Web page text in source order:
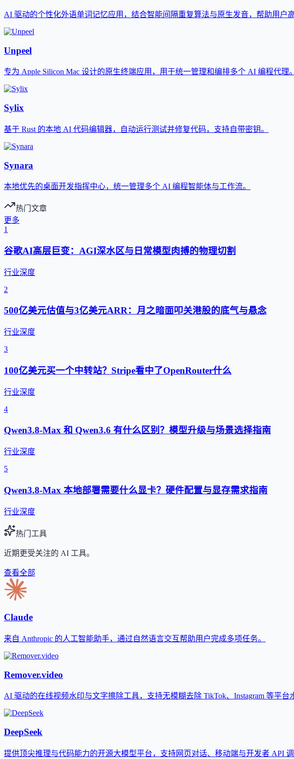
AI 驱动的个性化外语单词记忆应用，结合智能间隔重复算法与原生发音，帮助用户
Unpeel
专为 Apple Silicon Mac 设计的原生终端应用，用于统一管理和编排多个 AI 编程代理。
Sylix
基于 Rust 的本地 AI 代码编辑器，自动运行测试并修复代码，支持自带密钥。
Synara
本地优先的桌面开发指挥中心，统一管理多个 AI 编程智能体与工作流。
热门文章
更多
1
谷歌AI高层巨变：AGI深水区与日常模型肉搏的物理切割
行业深度
2
500亿美元估值与3亿美元ARR：月之暗面叩关港股的底气与悬念
行业深度
3
100亿美元买一个中转站？Stripe看中了OpenRouter什么
行业深度
4
Qwen3.8-Max 和 Qwen3.6 有什么区别？模型升级与场景选择指南
行业深度
5
Qwen3.8-Max 本地部署需要什么显卡？硬件配置与显存需求指南
行业深度
热门工具
近期更受关注的 AI 工具。
查看全部
Claude
来自 Anthropic 的人工智能助手，通过自然语言交互帮助用户完成多项任务。
Remover.video
AI 驱动的在线视频水印与文字擦除工具，支持无模糊去除 TikTok、Instagram 等平台
DeepSeek
提供顶尖推理与代码能力的开源大模型平台，支持网页对话、移动端与开发者 API 调